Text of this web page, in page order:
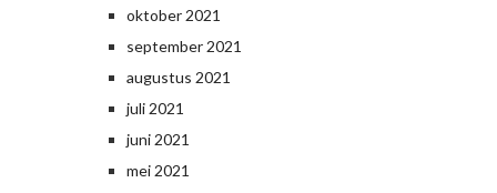
oktober 2021
september 2021
augustus 2021
juli 2021
juni 2021
mei 2021